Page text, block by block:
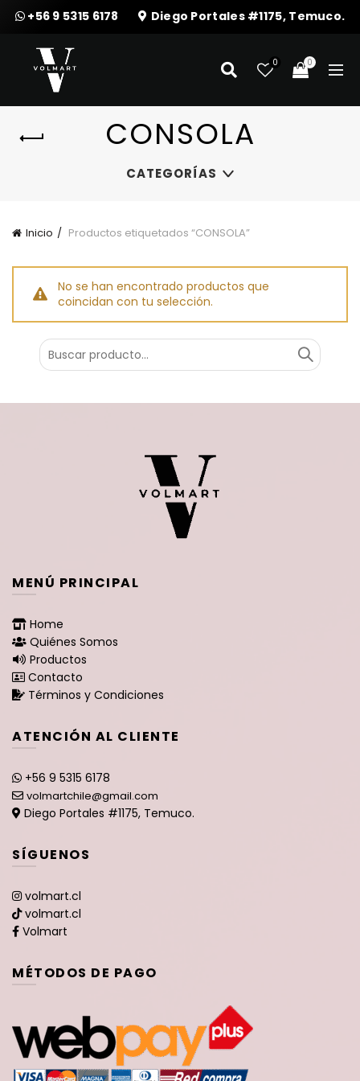
+56 9 5315 6178 Diego Portales #1175, Temuco.
0 0
CONSOLA
CATEGORÍAS
Inicio Productos etiquetados “CONSOLA”
No se han encontrado productos que
coincidan con tu selección.
Buscar
por:
MENÚ PRINCIPAL
Home
Quiénes Somos
Productos
Contacto
Términos y Condiciones
ATENCIÓN AL CLIENTE
+56 9 5315 6178
volmartchile@gmail.com
Diego Portales #1175, Temuco.
SÍGUENOS
volmart.cl
volmart.cl
Volmart
MÉTODOS DE PAGO